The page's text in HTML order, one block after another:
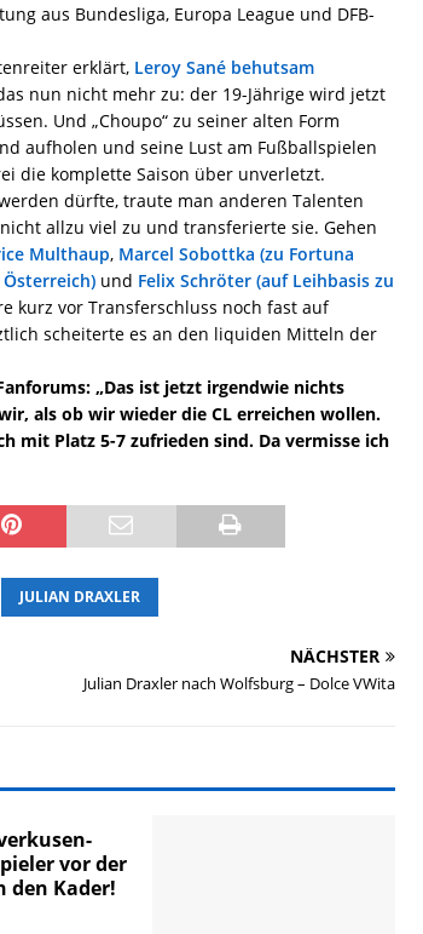
aus Bundesliga, Europa League und DFB-
erklärt, Leroy Sané behutsam
nun nicht mehr zu: der 19-Jährige wird jetzt
Und „Choupo“ zu seiner alten Form
aufholen und seine Lust am Fußballspielen
die komplette Saison über unverletzt.
dürfte, traute man anderen Talenten
allzu viel zu und transferierte sie. Gehen
Multhaup, Marcel Sobottka (zu Fortuna
Österreich) und Felix Schröter (auf Leihbasis zu
kurz vor Transferschluss noch fast auf
scheiterte es an den liquiden Mitteln der
„Das ist jetzt irgendwie nichts
als ob wir wieder die CL erreichen wollen.
mit Platz 5-7 zufrieden sind. Da vermisse ich
JULIAN DRAXLER
NÄCHSTER
Julian Draxler nach Wolfsburg – Dolce VWita
vor der
den Kader!